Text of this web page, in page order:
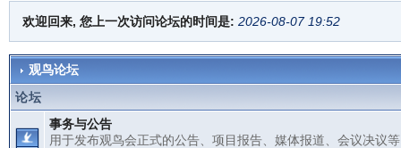
欢迎回来, 您上一次访问论坛的时间是: 2026-08-07 19:52
观鸟论坛
论坛
事务与公告
用于发布观鸟会正式的公告、项目报告、媒体报道、会议决议